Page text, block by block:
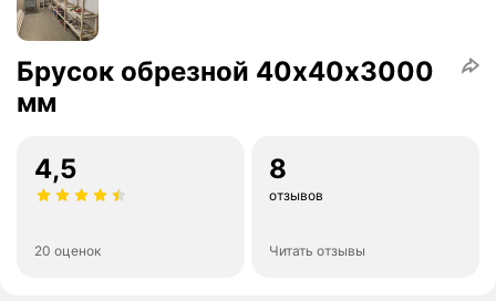
Брусок обрезной 40х40х3000
мм
4,5
20 оценок
8
отзывов
Читать отзывы